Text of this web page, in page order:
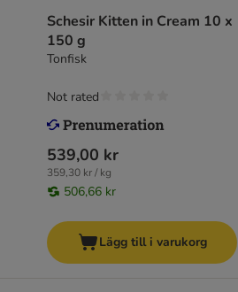
Schesir Kitten in Cream 10 x
150 g
Tonfisk
539,00 kr
359,30 kr / kg
506,66 kr
Not rated
Lägg till i varukorg